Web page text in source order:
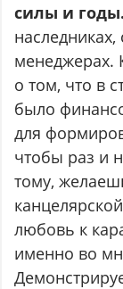
силы и годы.
менеджерах.
о том, что в
было
для
чтобы раз и
тому,
любовь к
именно во